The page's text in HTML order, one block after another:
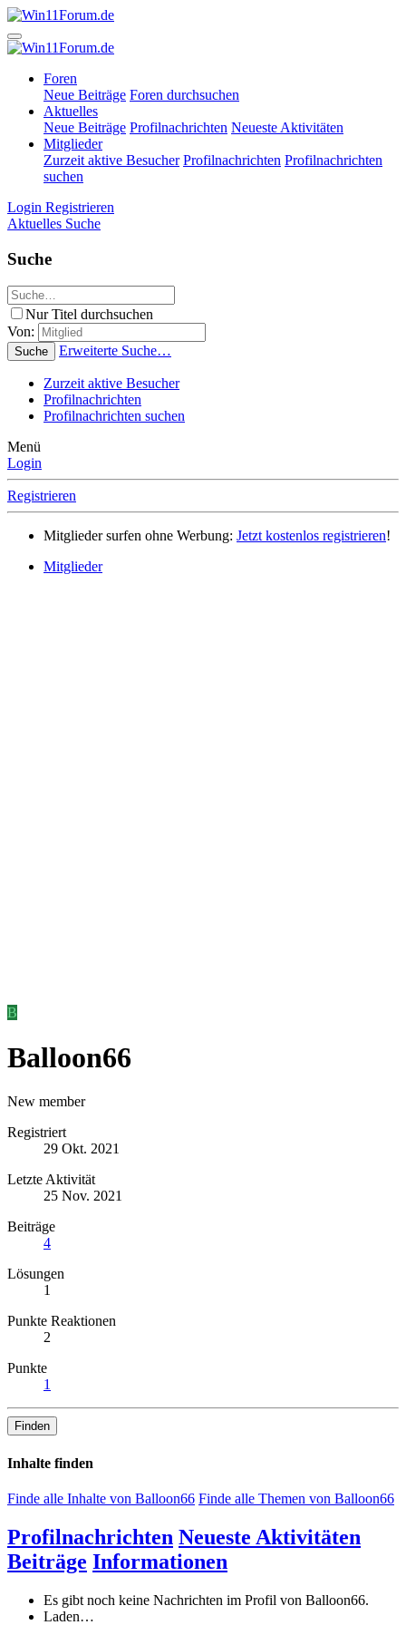
Foren
Neue Beiträge Foren durchsuchen
Aktuelles
Neue Beiträge Profilnachrichten Neueste Aktivitäten
Mitglieder
Zurzeit aktive Besucher Profilnachrichten Profilnachrichten
suchen
Login Registrieren
Aktuelles Suche
Suche
Nur Titel durchsuchen
Von:
Suche Erweiterte Suche…
Zurzeit aktive Besucher
Profilnachrichten
Profilnachrichten suchen
Menü
Login
Registrieren
Mitglieder surfen ohne Werbung: Jetzt kostenlos registrieren!
Mitglieder
B
Balloon66
New member
Registriert
29 Okt. 2021
Letzte Aktivität
25 Nov. 2021
Beiträge
4
Lösungen
1
Punkte Reaktionen
2
Punkte
1
Finden
Inhalte finden
Finde alle Inhalte von Balloon66 Finde alle Themen von Balloon66
Profilnachrichten Neueste Aktivitäten
Beiträge Informationen
Es gibt noch keine Nachrichten im Profil von Balloon66.
Laden…